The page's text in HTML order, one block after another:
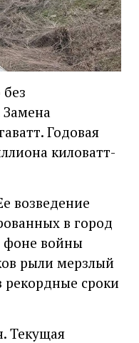
Годовая
киловатт-
возведение
в город
фоне войны
рыли мерзлый
рекордные сроки
Текущая